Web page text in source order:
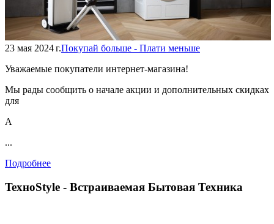
23 мая 2024 г.Покупай больше - Плати меньше
Уважаемые покупатели интернет-магазина!
Мы рады сообщить о начале акции и дополнительных скидках
для
А
...
Подробнее
TexноStyle - Встраиваемая Бытовая Техника